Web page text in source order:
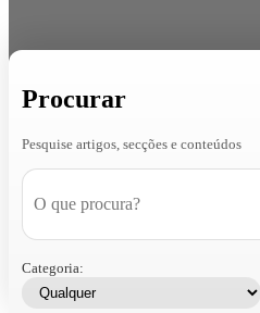
Procurar
Pesquise artigos, secções e conteúdos
Categoria: